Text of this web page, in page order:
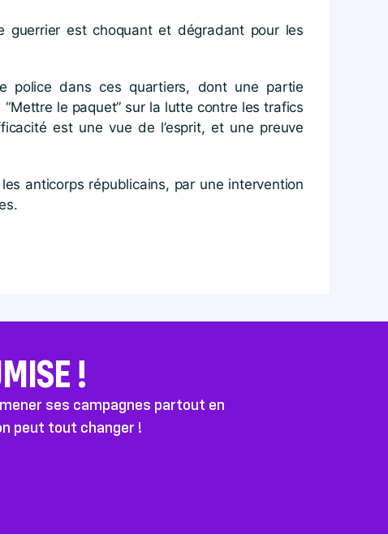
guerrier est choquant et dégradant pour les
police dans ces quartiers, dont une partie
le paquet” sur la lutte contre les trafics
est une vue de l’esprit, et une preuve
anticorps républicains, par une intervention
!
ses campagnes partout en
peut tout changer !